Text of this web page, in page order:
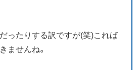
ったりする訳ですが(笑)これば
ませんね。